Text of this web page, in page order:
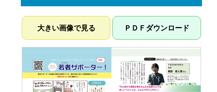
大きい画像で見る ＰＤＦダウンロード